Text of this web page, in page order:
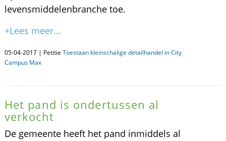
levensmiddelenbranche toe.
+Lees meer...
05-04-2017 | Petitie Toestaan kleinschalige detailhandel in City
Campus Max
Het pand is ondertussen al
verkocht
De gemeente heeft het pand inmiddels al